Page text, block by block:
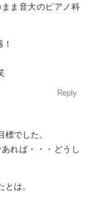
ま音大のピアノ科
Reply
でした。
れば・・・どうし
は。